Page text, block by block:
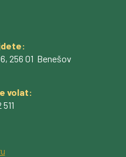
256 01 Benešov
volat: